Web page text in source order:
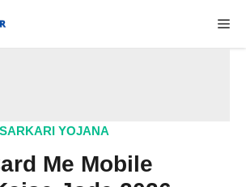
SARKARI YOJANA
Me Mobile